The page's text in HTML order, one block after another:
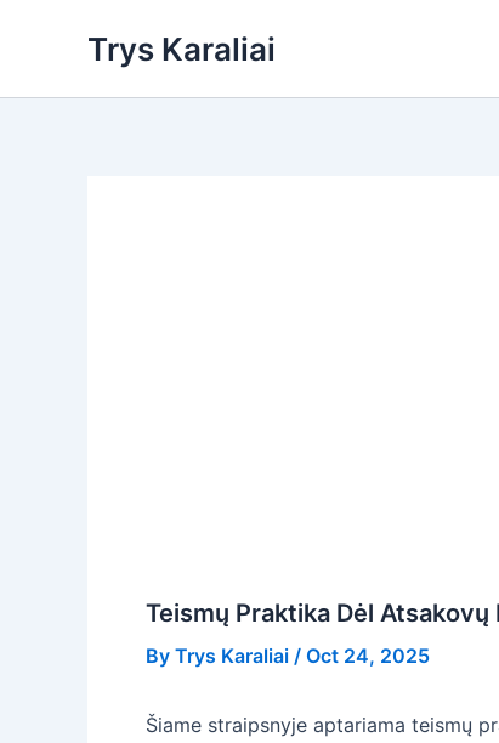
Trys Karaliai
Teismų Praktika Dėl
By Trys Karaliai / Oct 24, 2025
Šiame straipsnyje aptariama teismų